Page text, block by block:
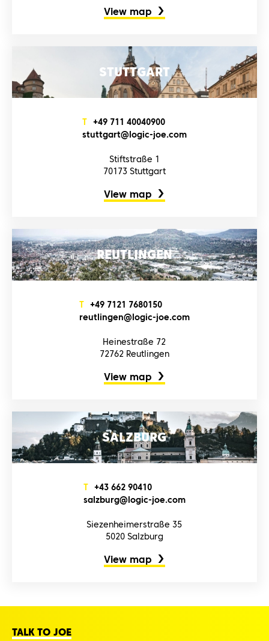
View map
STUTTGART
T +4‌9‌ 7‌1‌1‌ 4‌0‌0‌4‌0‌9‌0‌0‌
s‌t‌u‌t‌t‌g‌a‌r‌t‌@l‌o‌g‌i‌c‌-j‌o‌e‌.c‌o‌m‌
Stiftstraße 1
70173 Stuttgart
View map
REUTLINGEN
T +4‌9‌ 7‌1‌2‌1‌ 7‌6‌8‌0‌1‌5‌0‌
r‌e‌u‌t‌l‌i‌n‌g‌e‌n‌@l‌o‌g‌i‌c‌-j‌o‌e‌.c‌o‌m‌
Heinestraße 72
72762 Reutlingen
View map
SALZBURG
T +4‌3‌ 6‌6‌2‌ 9‌0‌4‌1‌0‌
s‌a‌l‌z‌b‌u‌r‌g‌@l‌o‌g‌i‌c‌-j‌o‌e‌.c‌o‌m‌
Siezenheimerstraße 35
5020 Salzburg
View map
TALK TO JOE